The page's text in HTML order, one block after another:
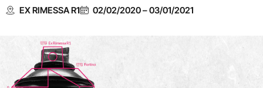
EX RIMESSA R1 02/02/2020–03/01/2021